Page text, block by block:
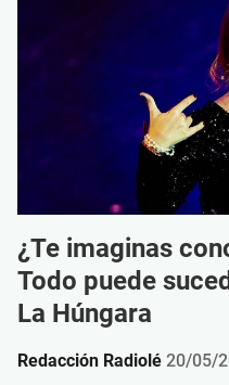
¿Te imaginas
Todo puede
La Húngara
Redacción Radiolé 20/05/